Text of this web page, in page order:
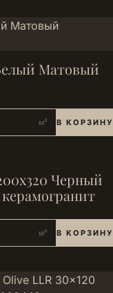
Матовый
м² В КОРЗИНУ
Черный
м² В КОРЗИНУ